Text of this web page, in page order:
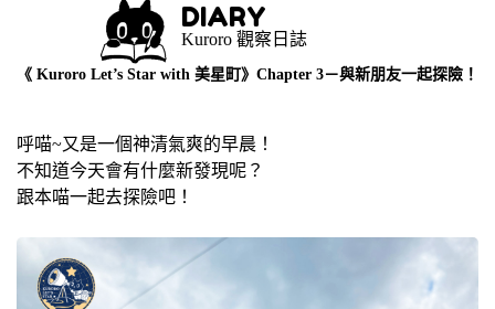
DIARY
Kuroro 觀察日誌
《 Kuroro Let’s Star with 美星町》Chapter 3－與新朋友一起探險！
呼喵~又是一個神清氣爽的早晨！
不知道今天會有什麼新發現呢？
跟本喵一起去探險吧！